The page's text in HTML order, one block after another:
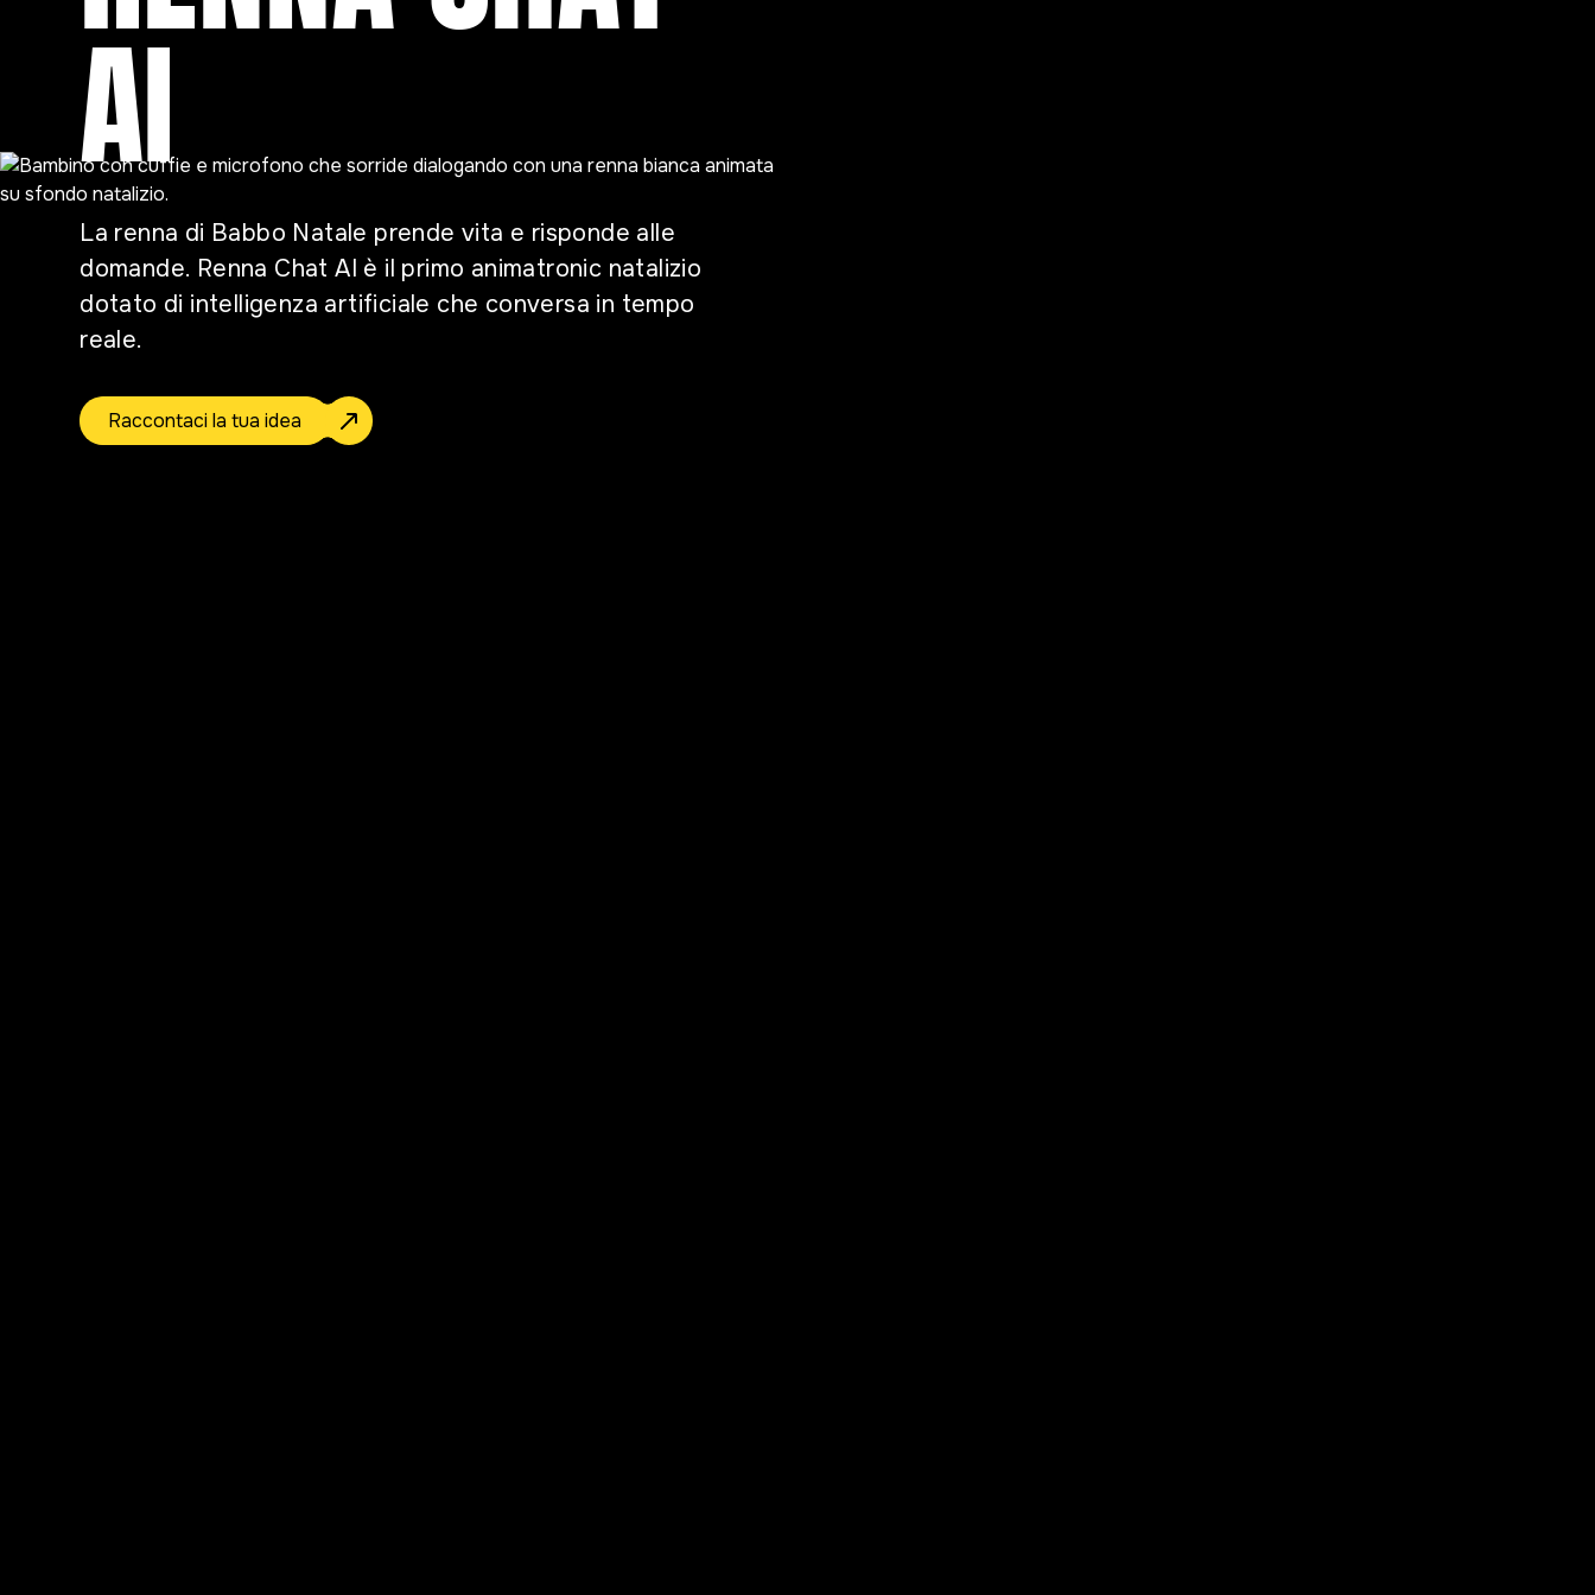
AI
La renna di Babbo Natale prende vita e risponde alle
domande. Renna Chat AI è il primo animatronic natalizio
dotato di intelligenza artificiale che conversa in tempo
reale.
Raccontaci la tua idea